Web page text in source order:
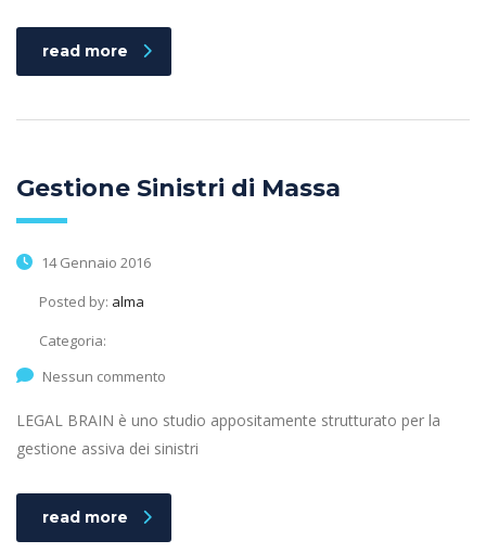
read more
Gestione Sinistri di Massa
14 Gennaio 2016
Posted by: alma
Categoria:
Nessun commento
LEGAL BRAIN è uno studio appositamente strutturato per la
gestione assiva dei sinistri
read more